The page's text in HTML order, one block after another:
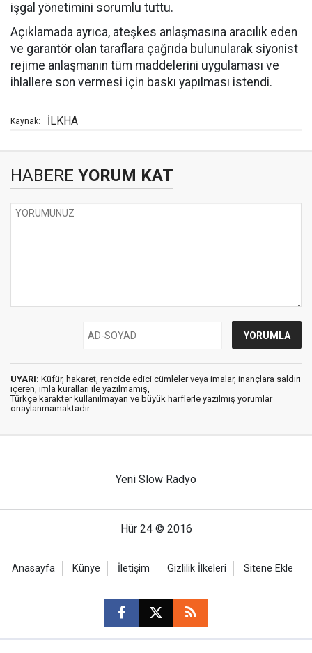
işgal yönetimini sorumlu tuttu.
Açıklamada ayrıca, ateşkes anlaşmasına aracılık eden
ve garantör olan taraflara çağrıda bulunularak siyonist
rejime anlaşmanın tüm maddelerini uygulaması ve
ihlallere son vermesi için baskı yapılması istendi.
Kaynak: İLKHA
HABERE YORUM KAT
UYARI: Küfür, hakaret, rencide edici cümleler veya imalar, inançlara saldırı
içeren, imla kuralları ile yazılmamış,
Türkçe karakter kullanılmayan ve büyük harflerle yazılmış yorumlar
onaylanmamaktadır.
Yeni Slow Radyo
Hür 24 © 2016
Anasayfa Künye İletişim Gizlilik İlkeleri Sitene Ekle